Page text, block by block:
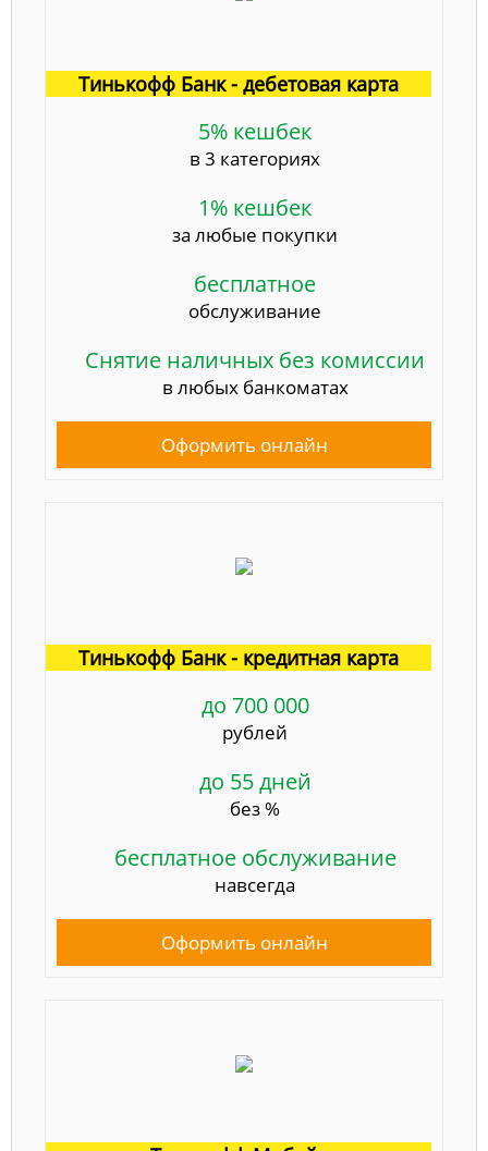
Тинькофф Банк - дебетовая карта
5% кешбек
в 3 категориях
1% кешбек
за любые покупки
бесплатное
обслуживание
Снятие наличных без комиссии
в любых банкоматах
Оформить онлайн
Тинькофф Банк - кредитная карта
до 700 000
рублей
до 55 дней
без %
бесплатное обслуживание
навсегда
Оформить онлайн